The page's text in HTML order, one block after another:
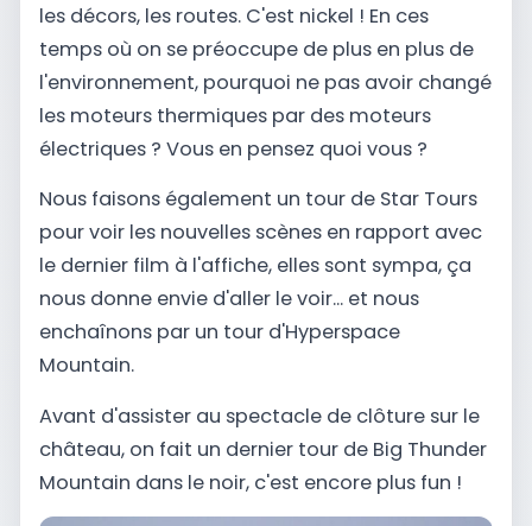
les décors, les routes. C'est nickel ! En ces
temps où on se préoccupe de plus en plus de
l'environnement, pourquoi ne pas avoir changé
les moteurs thermiques par des moteurs
électriques ? Vous en pensez quoi vous ?
Nous faisons également un tour de Star Tours
pour voir les nouvelles scènes en rapport avec
le dernier film à l'affiche, elles sont sympa, ça
nous donne envie d'aller le voir... et nous
enchaînons par un tour d'Hyperspace
Mountain.
Avant d'assister au spectacle de clôture sur le
château, on fait un dernier tour de Big Thunder
Mountain dans le noir, c'est encore plus fun !